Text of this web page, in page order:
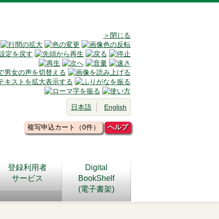
＞閉じる
日本語 English
複写申込カート（0件） ヘルプ
登録利用者
サービス
Digital
BookShelf
(電子書架)